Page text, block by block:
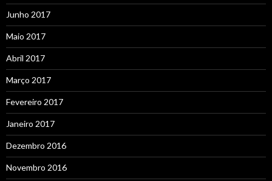
Junho 2017
Maio 2017
Abril 2017
Março 2017
Fevereiro 2017
Janeiro 2017
Dezembro 2016
Novembro 2016